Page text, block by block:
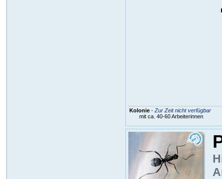
Kolonie- Zur Zeit nicht verfügbar
mit ca. 40-60 Arbeiterinnen